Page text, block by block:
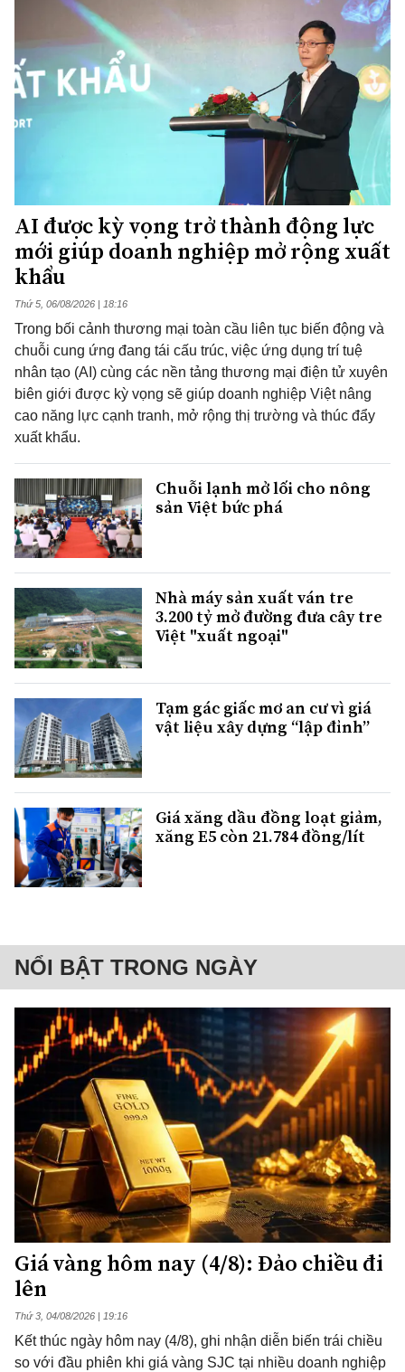
AI được kỳ vọng trở thành động lực
mới giúp doanh nghiệp mở rộng xuất
khẩu
Thứ 5, 06/08/2026 | 18:16
Trong bối cảnh thương mại toàn cầu liên tục biến động và
chuỗi cung ứng đang tái cấu trúc, việc ứng dụng trí tuệ
nhân tạo (AI) cùng các nền tảng thương mại điện tử xuyên
biên giới được kỳ vọng sẽ giúp doanh nghiệp Việt nâng
cao năng lực cạnh tranh, mở rộng thị trường và thúc đẩy
xuất khẩu.
Chuỗi lạnh mở lối cho nông
sản Việt bức phá
Nhà máy sản xuất ván tre
3.200 tỷ mở đường đưa cây tre
Việt "xuất ngoại"
Tạm gác giấc mơ an cư vì giá
vật liệu xây dựng “lập đỉnh”
Giá xăng dầu đồng loạt giảm,
xăng E5 còn 21.784 đồng/lít
NỔI BẬT TRONG NGÀY
Giá vàng hôm nay (4/8): Đảo chiều đi
lên
Thứ 3, 04/08/2026 | 19:16
Kết thúc ngày hôm nay (4/8), ghi nhận diễn biến trái chiều
so với đầu phiên khi giá vàng SJC tại nhiều doanh nghiệp